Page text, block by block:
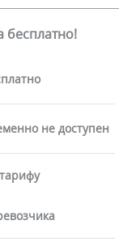
бесплатно!
не доступен